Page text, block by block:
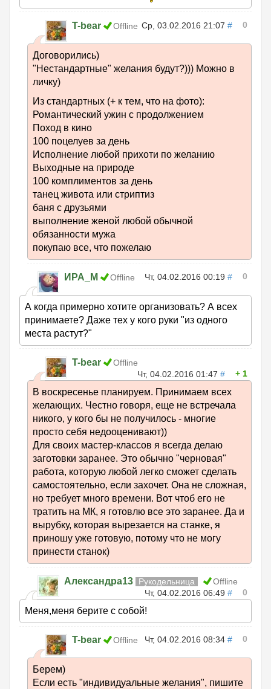
T-bear Offline Ср, 03.02.2016 21:07 # 0
Договорились)
"Нестандартные" желания будут?))) Можно в
личку)
Из стандартных (+ к тем, что на фото):
Романтический ужин с продолжением
Поход в кино
100 поцелуев за день
Исполнение любой прихоти по желанию
Выходные на природе
100 комплиментов за день
танец живота или стриптиз
баня с друзьями
выполнение женой любой обычной
обязанности мужа
покупаю все, что пожелаю
ИРА_М Offline Чт, 04.02.2016 00:19 # 0
А когда примерно хотите организовать? А всех
принимаете? Даже тех у кого руки "из одного
места растут?"
T-bear
Offline
Чт, 04.02.2016 01:47 # 1
В воскресенье планируем. Принимаем всех
желающих. Честно говоря, еще не встречала
никого, у кого бы не получилось - многие
просто себя недооценивают))
Для своих мастер-классов я всегда делаю
заготовки заранее. Это обычно "черновая"
работа, которую любой легко сможет сделать
самостоятельно, если захочет. Она не сложная,
но требует много времени. Вот чтоб его не
тратить на МК, я готовлю все это заранее. Да и
вырубку, которая вырезается на станке, я
приношу уже готовую, потому что не могу
принести станок)
Александра13 Рукодельница
Offline
Чт, 04.02.2016 06:49 # 0
Меня,меня берите с собой!
T-bear Offline Чт, 04.02.2016 08:34 # 0
Берем)
Если есть "индивидуальные желания", пишите